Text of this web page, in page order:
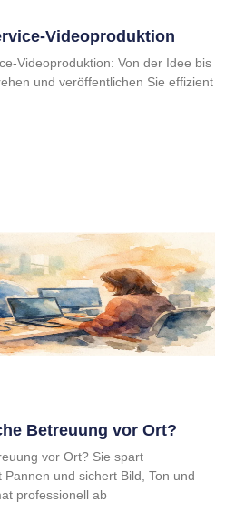
Videoproduktion
Videoproduktion: Von der Idee bis
und veröffentlichen Sie effizient
Betreuung vor Ort?
vor Ort? Sie spart
und sichert Bild, Ton und
professionell ab